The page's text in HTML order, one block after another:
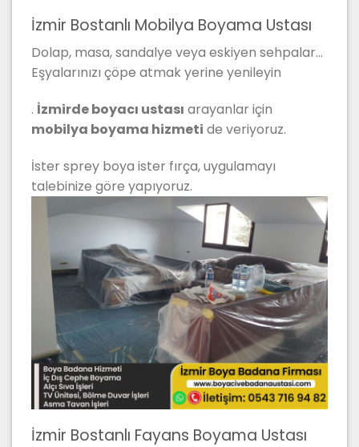
İzmir Bostanlı Mobilya Boyama Ustası
Dolap, masa, sandalye veya eskiyen sehpalar…
Eşyalarınızı çöpe atmak yerine yenileyin
. İzmirde boyacı ustası arayanlar için
mobilya boyama hizmeti de veriyoruz.
İster sprey boya ister fırça, uygulamayı
talebinize göre yapıyoruz.
İzmir Bostanlı Fayans Boyama Ustası